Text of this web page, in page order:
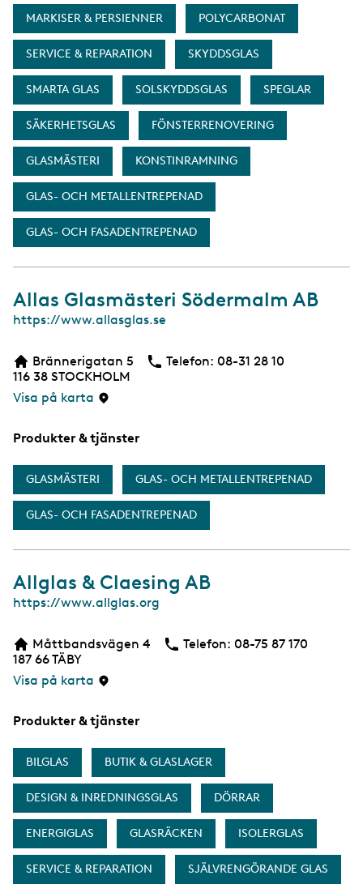
MARKISER & PERSIENNER POLYCARBONAT
SERVICE & REPARATION SKYDDSGLAS
SMARTA GLAS SOLSKYDDSGLAS SPEGLAR
SÄKERHETSGLAS FÖNSTERRENOVERING
GLASMÄSTERI KONSTINRAMNING
GLAS- OCH METALLENTREPENAD
GLAS- OCH FASADENTREPENAD
Allas Glasmästeri Södermalm AB
W
b
s
i
https://www.allasglas.se
Brännerigatan 5
116 38 STOCKHOLM
Visa på karta
Telefon: Telefon
08-31 28 10
Produkter & tjänster
GLASMÄSTERI GLAS- OCH METALLENTREPENAD
GLAS- OCH FASADENTREPENAD
Allglas & Claesing AB
W
b
s
i
https://www.allglas.org
Måttbandsvägen 4
187 66TÄBY
Visa på karta
Telefon: Telefon
08-75 87 170
Produkter & tjänster
BILGLAS BUTIK & GLASLAGER
DESIGN & INREDNINGSGLAS DÖRRAR
ENERGIGLAS GLASRÄCKEN ISOLERGLAS
SERVICE & REPARATION SJÄLVRENGÖRANDE GLAS